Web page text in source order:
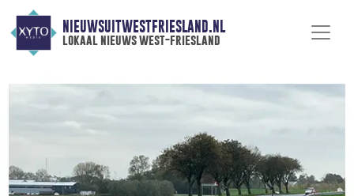
NIEUWSUITWESTFRIESLAND.NL
lokaal nieuws west-friesland